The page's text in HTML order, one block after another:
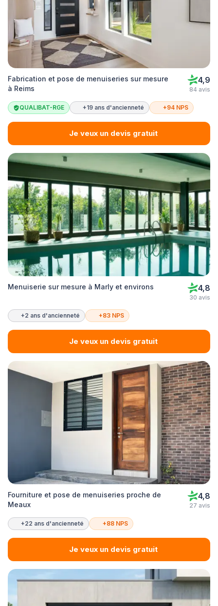
Fabrication et pose de menuiseries sur mesure
à Reims
4,9
84 avis
QUALIBAT-RGE +19 ans d'ancienneté +94 NPS
Je veux un devis gratuit
Menuiserie sur mesure à Marly et environs 4,8
30 avis
+2 ans d'ancienneté +83 NPS
Je veux un devis gratuit
Fourniture et pose de menuiseries proche de
Meaux
4,8
27 avis
+22 ans d'ancienneté +88 NPS
Je veux un devis gratuit